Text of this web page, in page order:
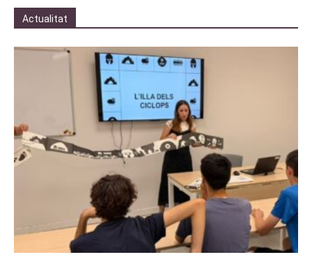
Actualitat